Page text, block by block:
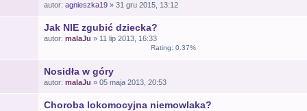
autor: agnieszka19 » 31 gru 2015, 13:12
Jak NIE zgubić dziecka?
autor: malaJu » 11 lip 2013, 16:33
Rating: 0.37%
Nosidła w góry
autor: malaJu » 05 maja 2013, 20:53
Choroba lokomocyjna niemowlaka?